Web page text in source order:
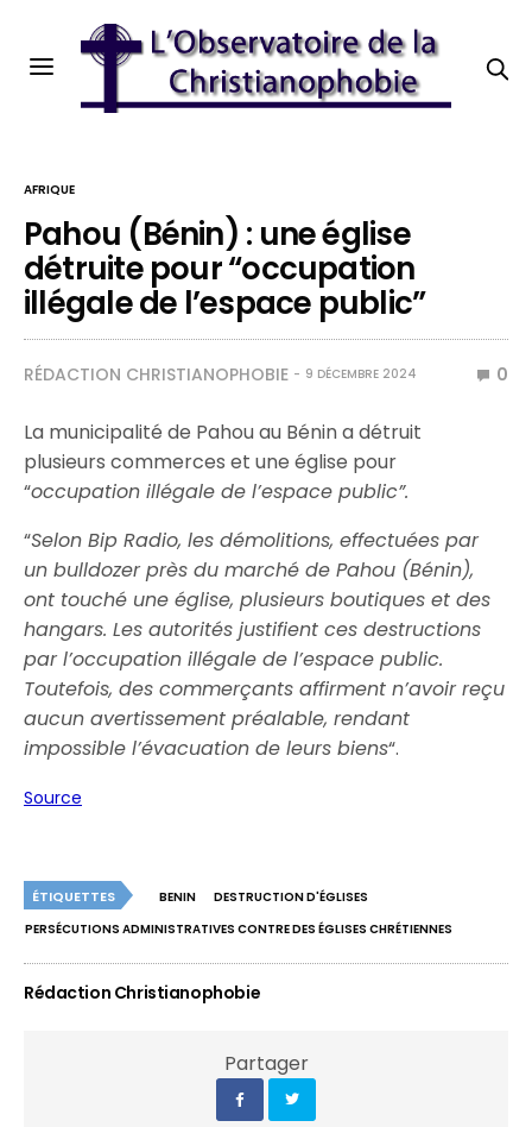
AFRIQUE
Pahou (Bénin) : une église
détruite pour “occupation
illégale de l’espace public”
RÉDACTION CHRISTIANOPHOBIE 9 DÉCEMBRE 2024 0
La municipalité de Pahou au Bénin a détruit
plusieurs commerces et une église pour
“occupation illégale de l’espace public”.
“Selon Bip Radio, les démolitions, effectuées par
un bulldozer près du marché de Pahou (Bénin),
ont touché une église, plusieurs boutiques et des
hangars. Les autorités justifient ces destructions
par l’occupation illégale de l’espace public.
Toutefois, des commerçants affirment n’avoir reçu
aucun avertissement préalable, rendant
impossible l’évacuation de leurs biens“.
Source
ÉTIQUETTES BENIN
DESTRUCTION D'ÉGLISES
PERSÉCUTIONS ADMINISTRATIVES CONTRE DES ÉGLISES CHRÉTIENNES
Rédaction Christianophobie
Partager